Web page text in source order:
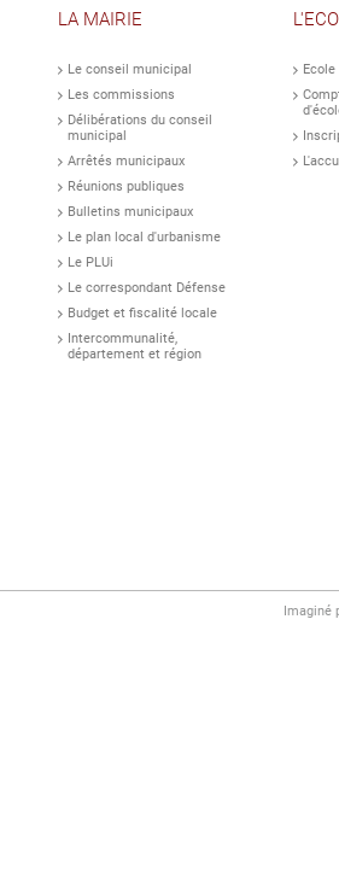
LA MAIRIE
Le conseil municipal
Les commissions
Délibérations du conseil
municipal
Arrêtés municipaux
Réunions publiques
Bulletins municipaux
Le plan local d'urbanisme
Le PLUi
Le correspondant Défense
Budget et fiscalité locale
Intercommunalité,
département et région
Imaginé